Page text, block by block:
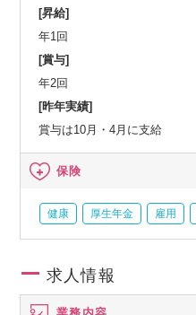
[昇給]
年1回
[賞与]
年2回
[昨年実績]
賞与は10月・4月に支給
保険
健康 厚生年金 雇用
求人情報